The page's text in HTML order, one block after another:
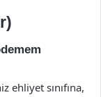
ehliyet sınıfına,